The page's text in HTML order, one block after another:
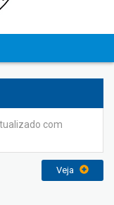
com
Veja